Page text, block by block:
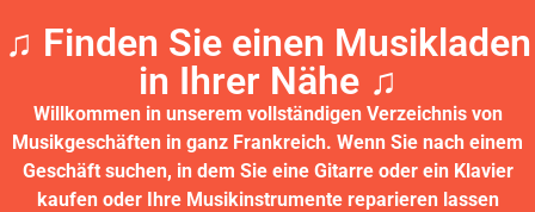
♫ Finden Sie einen Musikladen
in Ihrer Nähe ♫​
Willkommen in unserem vollständigen Verzeichnis von
Musikgeschäften in ganz Frankreich. Wenn Sie nach einem
Geschäft suchen, in dem Sie eine Gitarre oder ein Klavier
kaufen oder Ihre Musikinstrumente reparieren lassen